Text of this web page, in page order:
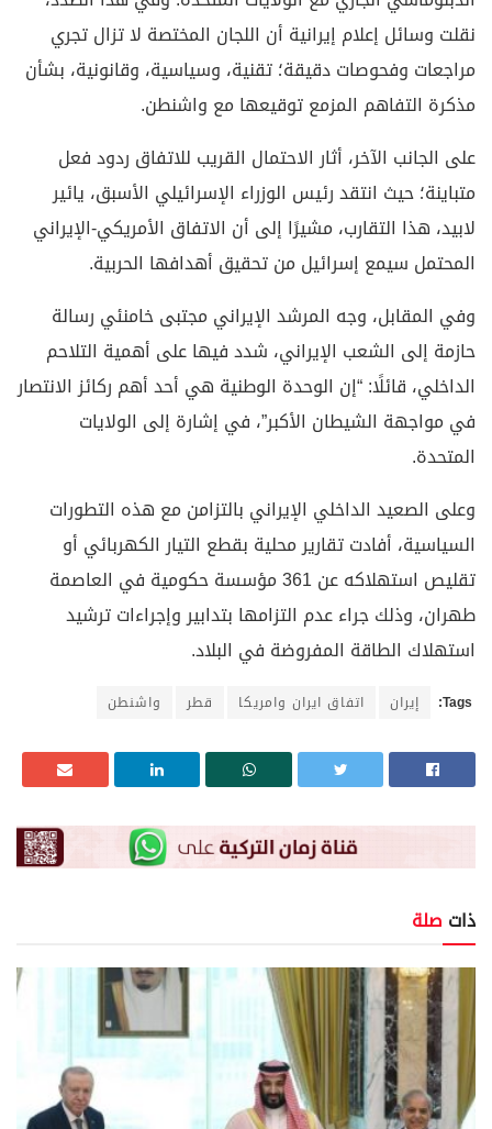
نقلت وسائل إعلام إيرانية أن اللجان المختصة لا تزال تجري
مراجعات وفحوصات دقيقة؛ تقنية، وسياسية، وقانونية، بشأن
مذكرة التفاهم المزمع توقيعها مع واشنطن.
على الجانب الآخر، أثار الاحتمال القريب للاتفاق ردود فعل
متباينة؛ حيث انتقد رئيس الوزراء الإسرائيلي الأسبق، يائير
لابيد، هذا التقارب، مشيرًا إلى أن الاتفاق الأمريكي-الإيراني
المحتمل سيمع إسرائيل من تحقيق أهدافها الحربية.
وفي المقابل، وجه المرشد الإيراني مجتبى خامنئي رسالة
حازمة إلى الشعب الإيراني، شدد فيها على أهمية التلاحم
الداخلي، قائلًا: “إن الوحدة الوطنية هي أحد أهم ركائز الانتصار
في مواجهة الشيطان الأكبر”، في إشارة إلى الولايات
المتحدة.
وعلى الصعيد الداخلي الإيراني بالتزامن مع هذه التطورات
السياسية، أفادت تقارير محلية بقطع التيار الكهربائي أو
تقليص استهلاكه عن 361 مؤسسة حكومية في العاصمة
طهران، وذلك جراء عدم التزامها بتدابير وإجراءات ترشيد
استهلاك الطاقة المفروضة في البلاد.
Tags: إيران اتفاق ايران وامريكا قطر واشنطن
ذات صلة